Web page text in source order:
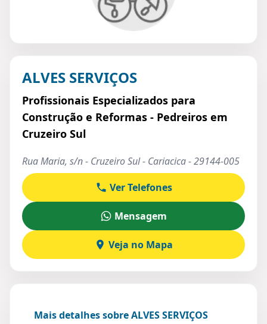
ALVES SERVIÇOS
Profissionais Especializados para
Construção e Reformas - Pedreiros em
Cruzeiro Sul
Rua Maria, s/n - Cruzeiro Sul - Cariacica - 29144-005
Ver Telefones
Mensagem
Veja no Mapa
Mais detalhes sobre ALVES SERVIÇOS